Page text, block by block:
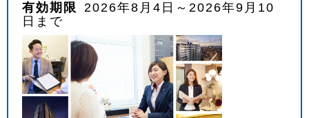
有効期限 2026年8月4日～2026年9月10
日まで